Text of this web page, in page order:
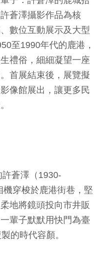
蒼澤攝影作品為核
數位互動展示及大型
至1990年代的鹿港，
禮俗，細細凝望一座
首展結束後，展覽擬
像館展出，讓更多民
蒼澤（1930-
穿梭於鹿港街巷，堅
地將鏡頭投向市井販
輩子默默用快門為臺
的時代容顏。